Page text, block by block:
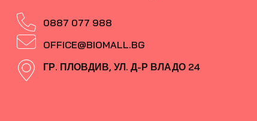
0887 077 988
OFFICE@BIOMALL.BG
ГР. ПЛОВДИВ, УЛ. Д-Р ВЛАДО 24